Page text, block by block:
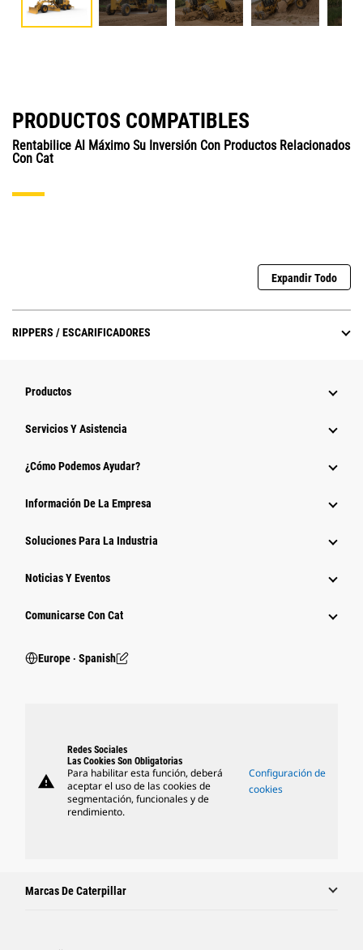
PRODUCTOS COMPATIBLES
Rentabilice Al Máximo Su Inversión Con Productos Relacionados
Con Cat
Expandir Todo
RIPPERS / ESCARIFICADORES
Productos
Servicios Y Asistencia
¿Cómo Podemos Ayudar?
Información De La Empresa
Soluciones Para La Industria
Noticias Y Eventos
Comunicarse Con Cat
Europe ‧ Spanish
warning
Redes Sociales
Las Cookies Son Obligatorias
Para habilitar esta función, deberá
aceptar el uso de las cookies de
segmentación, funcionales y de
rendimiento.
Configuración de
cookies
Marcas De Caterpillar